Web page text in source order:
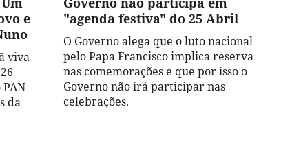
e
viva
da
"agenda festiva" do 25 Abril
O Governo alega que o luto nacional
pelo Papa Francisco implica reserva
nas comemorações e que por isso o
Governo não irá participar nas
celebrações.